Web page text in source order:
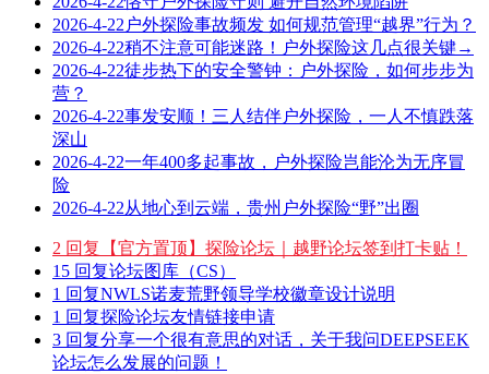
2026-4-22 户外探险事故频发 如何规范管理“越界”行为？
2026-4-22稍不注意可能迷路！户外探险这几点很关键→
2026-4-22徒步热下的安全警钟：户外探险，如何步步为
营？
2026-4-22事发安顺！三人结伴户外探险，一人不慎跌落
深山
2026-4-22一年400多起事故，户外探险岂能沦为无序冒
险
2026-4-22从地心到云端，贵州户外探险“野”出圈
2 回复
【官方置顶】探险论坛｜越野论坛签到打卡贴！
15 回复论坛图库（CS）
1 回复NWLS诺麦荒野领导学校徽章设计说明
1 回复探险论坛友情链接申请
3 回复分享一个很有意思的对话，关于我问DEEPSEEK
论坛怎么发展的问题！